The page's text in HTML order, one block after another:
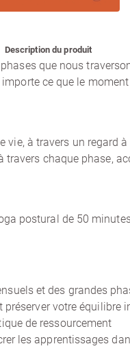
Description du produit
que nous
ce que le
vie, à travers un
chaque phase,
postural de 50
et des grandes
votre équilibre
de ressourcement
les apprentissages